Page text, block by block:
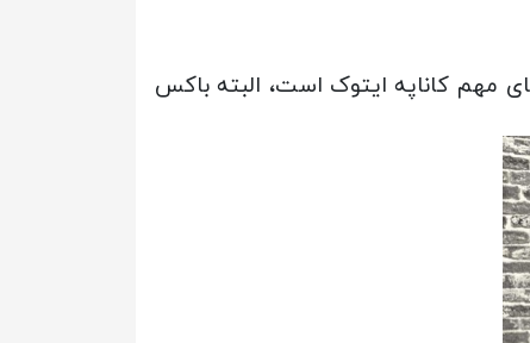
مهم کاناپه ایتوک است، البته باکس